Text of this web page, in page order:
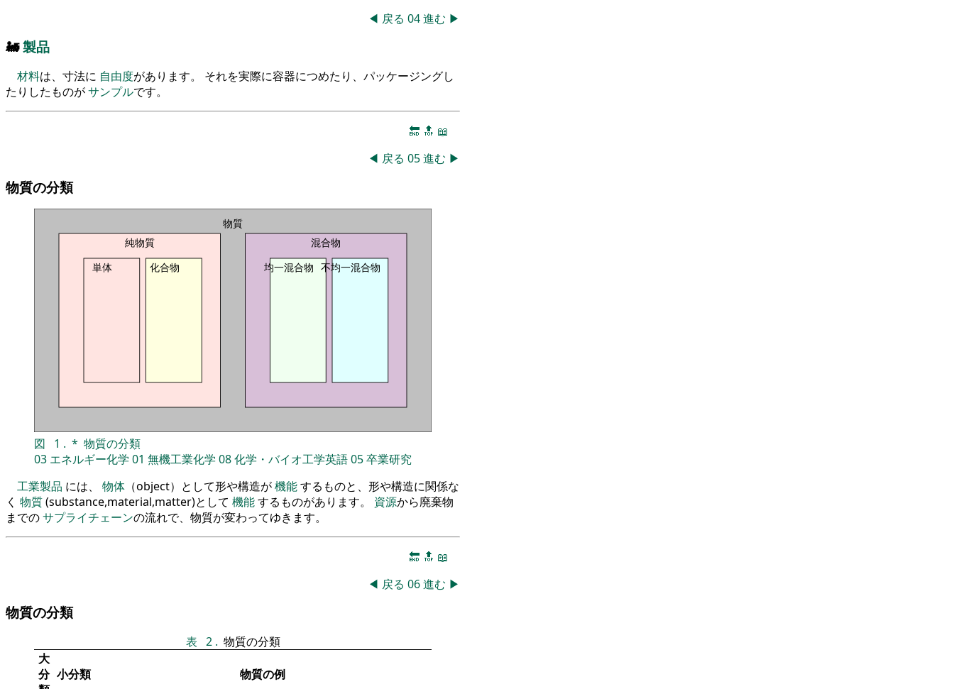
◀ 戻る 04進む ▶
🚂製品
材料は、寸法に 自由度があります。 それを実際に容器につめたり、パッケージングし
たりしたものがサンプルです。
🔚 🔝 📖
◀ 戻る 05進む ▶
物質の分類
物質
純物質
単体
化合物
混合物
均一混合物 不均一混合物
図 1 . * 物質の分類
03 エネルギー化学 01 無機工業化学 08化学・バイオ工学英語05卒業研究
工業製品 には、 物体 （object）として形や構造が機能するものと、形や構造に関係な
く 物質(substance,material,matter)として 機能するものがあります。 資源から廃棄物
までのサプライチェーンの流れで、物質が変わってゆきます。
🔚 🔝 📖
◀ 戻る 06進む ▶
物質の分類
表 2 . 物質の分類
大
分 小分類 物質の例